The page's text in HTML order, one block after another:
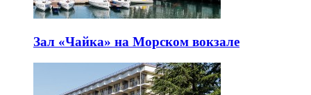
Зал «Чайка» на Морском вокзале